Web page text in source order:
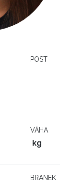
POST
VÁHA
kg
BRANEK